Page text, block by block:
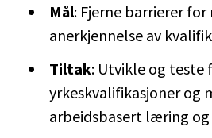
Mål: Fjerne barrierer
anerkjennelse av
Tiltak: Utvikle og teste
yrkeskvalifikasjoner og
arbeidsbasert læring